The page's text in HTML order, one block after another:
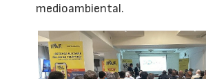
medioambiental.